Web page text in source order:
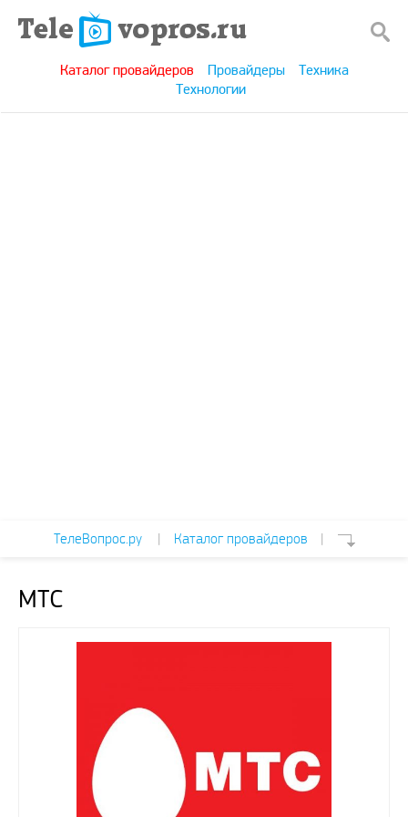
Каталог провайдеров Провайдеры
Техника
Технологии
ТелеВопрос.ру | Каталог провайдеров |
МТС